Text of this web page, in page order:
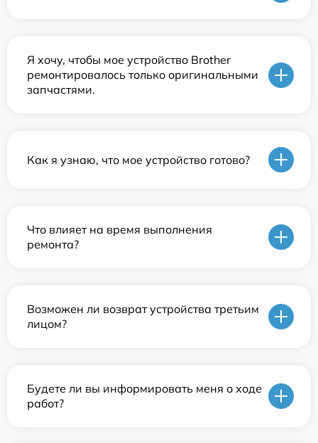
Я хочу, чтобы мое устройство Brother
ремонтировалось только оригинальными
запчастями.
Как я узнаю, что мое устройство готово?
Что влияет на время выполнения
ремонта?
Возможен ли возврат устройства третьим
лицом?
Будете ли вы информировать меня о ходе
работ?